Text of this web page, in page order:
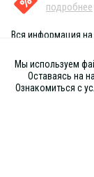
подробнее
Вся информация
публичной
РФ
Мы используем
Оставаясь на
Ознакомиться с